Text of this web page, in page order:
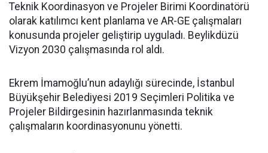
Teknik Koordinasyon ve Projeler Birimi Koordinatörü
olarak katılımcı kent planlama ve AR-GE çalışmaları
konusunda projeler geliştirip uyguladı. Beylikdüzü
Vizyon 2030 çalışmasında rol aldı.
Ekrem İmamoğlu’nun adaylığı sürecinde, İstanbul
Büyükşehir Belediyesi 2019 Seçimleri Politika ve
Projeler Bildirgesinin hazırlanmasında teknik
çalışmaların koordinasyonunu yönetti.